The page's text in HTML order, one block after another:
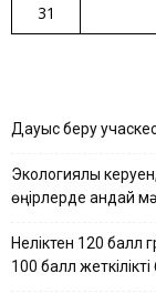
31
Дауыс беру
Экологиялық
өңірлерде қандай
Неліктен 120 балл
100 балл